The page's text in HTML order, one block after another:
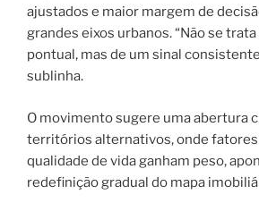
ajustados e maior margem de
grandes eixos urbanos. “Não se
pontual, mas de um sinal
sublinha.
O movimento sugere uma abertura
territórios alternativos, onde fatores
qualidade de vida ganham peso,
redefinição gradual do mapa